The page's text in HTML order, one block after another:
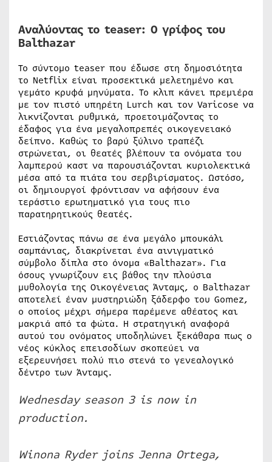
Αναλύοντας το teaser: Ο γρίφος του
Balthazar
Το σύντομο teaser που έδωσε στη δημοσιότητα
το Netflix είναι προσεκτικά μελετημένο και
γεμάτο κρυφά μηνύματα. Το κλιπ κάνει πρεμιέρα
με τον πιστό υπηρέτη Lurch και τον Varicose να
λικνίζονται ρυθμικά, προετοιμάζοντας το
έδαφος για ένα μεγαλοπρεπές οικογενειακό
δείπνο. Καθώς το βαρύ ξύλινο τραπέζι
στρώνεται, οι θεατές βλέπουν τα ονόματα του
λαμπερού καστ να παρουσιάζονται κυριολεκτικά
μέσα από τα πιάτα του σερβιρίσματος. Ωστόσο,
οι δημιουργοί φρόντισαν να αφήσουν ένα
τεράστιο ερωτηματικό για τους πιο
παρατηρητικούς θεατές.
Εστιάζοντας πάνω σε ένα μεγάλο μπουκάλι
σαμπάνιας, διακρίνεται ένα αινιγματικό
σύμβολο δίπλα στο όνομα «Balthazar». Για
όσους γνωρίζουν εις βάθος την πλούσια
μυθολογία της Οικογένειας Άνταμς, ο Balthazar
αποτελεί έναν μυστηριώδη ξάδερφο του Gomez,
ο οποίος μέχρι σήμερα παρέμενε αθέατος και
μακριά από τα φώτα. Η στρατηγική αναφορά
αυτού του ονόματος υποδηλώνει ξεκάθαρα πως ο
νέος κύκλος επεισοδίων σκοπεύει να
εξερευνήσει πολύ πιο στενά το γενεαλογικό
δέντρο των Άνταμς.
Wednesday season 3 is now in
production.
Winona Ryder joins Jenna Ortega,